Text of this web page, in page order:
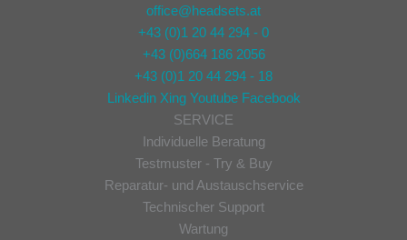
office@headsets.at
+43 (0)1 20 44 294 - 0
+43 (0)664 186 2056
+43 (0)1 20 44 294 - 18
Linkedin Xing Youtube Facebook
SERVICE
Individuelle Beratung
Testmuster - Try & Buy
Reparatur- und Austauschservice
Technischer Support
Wartung